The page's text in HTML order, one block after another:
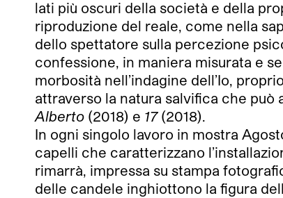
lati più oscuri della società e della
riproduzione del reale, come nella
dello spettatore sulla percezione
confessione, in maniera misurata e
morbosità nell’indagine dell’Io,
attraverso la natura salvifica che
Alberto (2018) e 17 (2018).
In ogni singolo lavoro in mostra
capelli che caratterizzano
rimarrà, impressa su stampa
delle candele inghiottono la figura